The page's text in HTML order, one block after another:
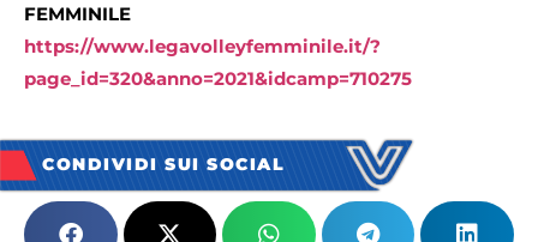
FEMMINILE
https://www.legavolleyfemminile.it/?
page_id=320&anno=2021&idcamp=710275
CONDIVIDI SUI SOCIAL